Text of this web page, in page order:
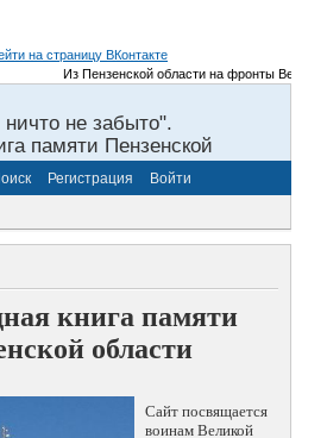
Из Пензенской области на фронты
не забыто".
памяти Пензенской
Регистрация Войти
книга памяти
области
Сайт посвящается
воинам Великой